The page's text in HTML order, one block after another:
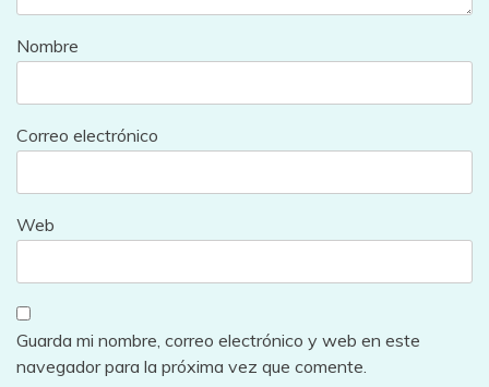
Nombre
Correo electrónico
Web
Guarda mi nombre, correo electrónico y web en este
navegador para la próxima vez que comente.